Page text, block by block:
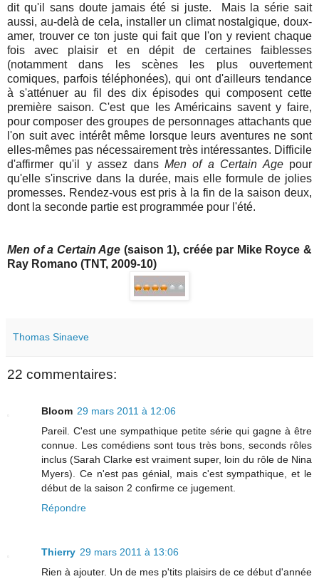
dit qu'il sans doute jamais été si juste. Mais la série sait
aussi, au-delà de cela, installer un climat nostalgique, doux-
amer, trouver ce ton juste qui fait que l'on y revient chaque
fois avec plaisir et en dépit de certaines faiblesses
(notamment dans les scènes les plus ouvertement
comiques, parfois téléphonées), qui ont d'ailleurs tendance
à s'atténuer au fil des dix épisodes qui composent cette
première saison. C'est que les Américains savent y faire,
pour composer des groupes de personnages attachants que
l'on suit avec intérêt même lorsque leurs aventures ne sont
elles-mêmes pas nécessairement très intéressantes. Difficile
d'affirmer qu'il y assez dans Men of a Certain Agepour
qu'elle s'inscrive dans la durée, mais elle formule de jolies
promesses. Rendez-vous est pris à la fin de la saison deux,
dont la seconde partie est programmée pour l'été.
Men of a Certain Age (saison 1), créée par Mike Royce &
Ray Romano (TNT, 2009-10)
Thomas Sinaeve
22 commentaires:
Bloom 29 mars 2011 à 12:06
Pareil. C'est une sympathique petite série qui gagne à être
connue. Les comédiens sont tous très bons, seconds rôles
inclus (Sarah Clarke est vraiment super, loin du rôle de Nina
Myers). Ce n'est pas génial, mais c'est sympathique, et le
début de la saison 2 confirme ce jugement.
Répondre
Thierry 29 mars 2011 à 13:06
Rien à ajouter. Un de mes p'tits plaisirs de ce début d'année